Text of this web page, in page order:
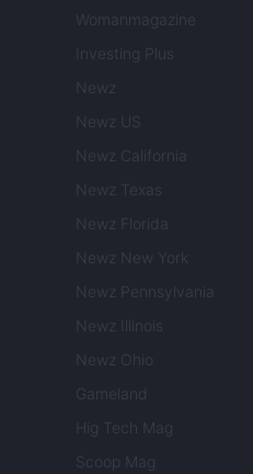
Womanmagazine
Investing Plus
Newz
Newz US
Newz California
Newz Texas
Newz Florida
Newz New York
Newz Pennsylvania
Newz Illinois
Newz Ohio
Gameland
Hig Tech Mag
Scoop Mag